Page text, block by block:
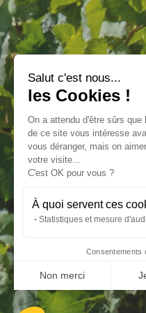
Salut c'est nous...
les Cookies !
On a attendu d'être sûrs que
de ce site vous intéresse
vous déranger, mais on
votre visite...
C'est OK pour vous ?
À quoi servent ces
Statistiques et mesure
Consentements
Non merci
Axeptio consent
Plateforme de Gestion du